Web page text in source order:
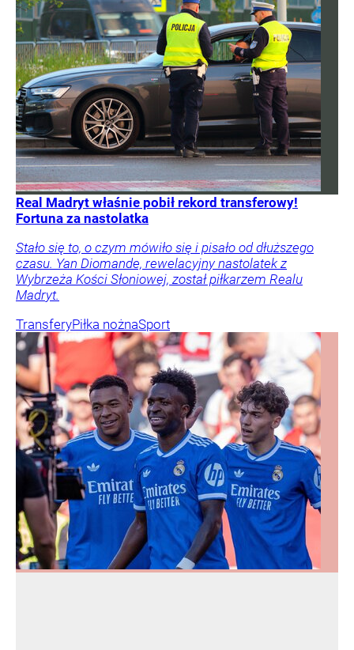
Real Madryt właśnie pobił rekord transferowy!
Fortuna za nastolatka
Stało się to, o czym mówiło się i pisało od dłuższego
czasu. Yan Diomande, rewelacyjny nastolatek z
Wybrzeża Kości Słoniowej, został piłkarzem Realu
Madryt.
TransferyPiłka nożnaSport